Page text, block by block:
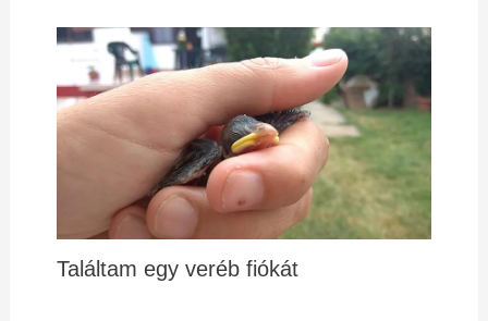
Találtam egy veréb fiókát